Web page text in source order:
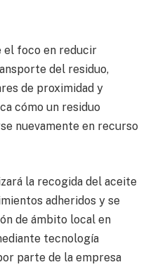
el foco en reducir
del residuo,
de proximidad y
cómo un residuo
nuevamente en recurso
la recogida del aceite
adheridos y se
de ámbito local en
tecnología
parte de la empresa